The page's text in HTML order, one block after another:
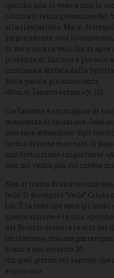
«perché non lo vede e non lo
ritorna il tema giovanneo del
alla rivelazione. Ma ai
sorprendente: «voi lo
di voi e sarà in voi». Qui si
presenza di Dio non è più solo
cristiana è abitata dallo
delle parole più consolanti:
«Non vi lascerò orfani» (v. 18).
L’orfanezza è immagine di
mancanza di relazione. Gesù
non sarà abbandono. Egli
forma diversa ma reale. Il
una distinzione importante:
non mi vedrà più; voi invece mi
Non si tratta di una visione
fede. Il discepolo “vede”
Lui. È la fede che apre gli
questa visione è la vita:
del Risorto diventa la vita del
imitazione, ma una
brano è nel versetto 20:
«In quel giorno voi saprete
e io in voi».